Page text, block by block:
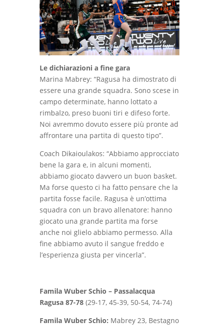
Le dichiarazioni a fine gara
Marina Mabrey: “Ragusa ha dimostrato di
essere una grande squadra. Sono scese in
campo determinate, hanno lottato a
rimbalzo, preso buoni tiri e difeso forte.
Noi avremmo dovuto essere più pronte ad
affrontare una partita di questo tipo”.
Coach Dikaioulakos: “Abbiamo approcciato
bene la gara e, in alcuni momenti,
abbiamo giocato davvero un buon basket.
Ma forse questo ci ha fatto pensare che la
partita fosse facile. Ragusa è un’ottima
squadra con un bravo allenatore: hanno
giocato una grande partita ma forse
anche noi glielo abbiamo permesso. Alla
fine abbiamo avuto il sangue freddo e
l’esperienza giusta per vincerla”.
Famila Wuber Schio – Passalacqua
Ragusa 87-78 (29-17, 45-39, 50-54, 74-74)
Famila Wuber Schio: Mabrey 23, Bestagno